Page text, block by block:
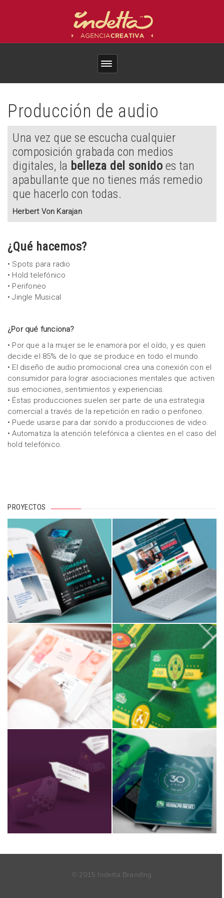
Producción de audio
Una vez que se escucha cualquier
composición grabada con medios
digitales, la belleza del sonido es tan
apabullante que no tienes más remedio
que hacerlo con todas.
Herbert Von Karajan
¿Qué hacemos?
• Spots para radio
• Hold telefónico
• Perifoneo
• Jingle Musical
¿Por qué funciona?
• Por que a la mujer se le enamora por el oído, y es quien
decide el 85% de lo que se produce en todo el mundo.
• El diseño de audio promocional crea una conexión con el
consumidor para lograr asociaciones mentales que activen
sus emociones, sentimientos y experiencias.
• Éstas producciones suelen ser parte de una estrategia
comercial a través de la repetición en radio o perifoneo.
• Puede usarse para dar sonido a producciones de video.
• Automatiza la atención telefónica a clientes en el caso del
hold telefónico.
PROYECTOS
© 2015 Indetta Branding